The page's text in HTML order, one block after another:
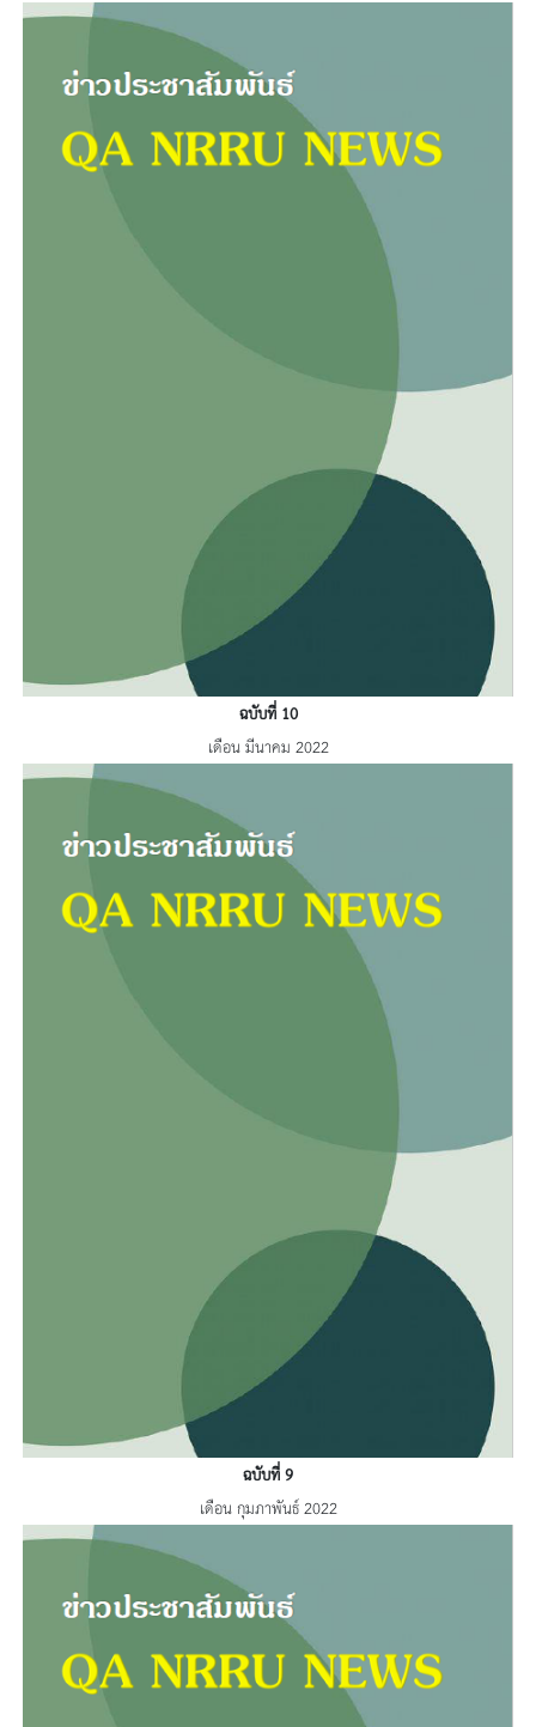
ฉบับที่ 10
เดือน มีนาคม 2022
ฉบับที่ 9
เดือน กุมภาพันธ์ 2022